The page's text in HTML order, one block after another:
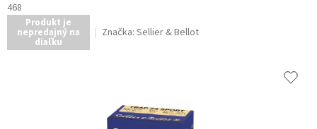
468
Produkt je
nepredajný na
diaľku
Značka: Sellier & Bellot